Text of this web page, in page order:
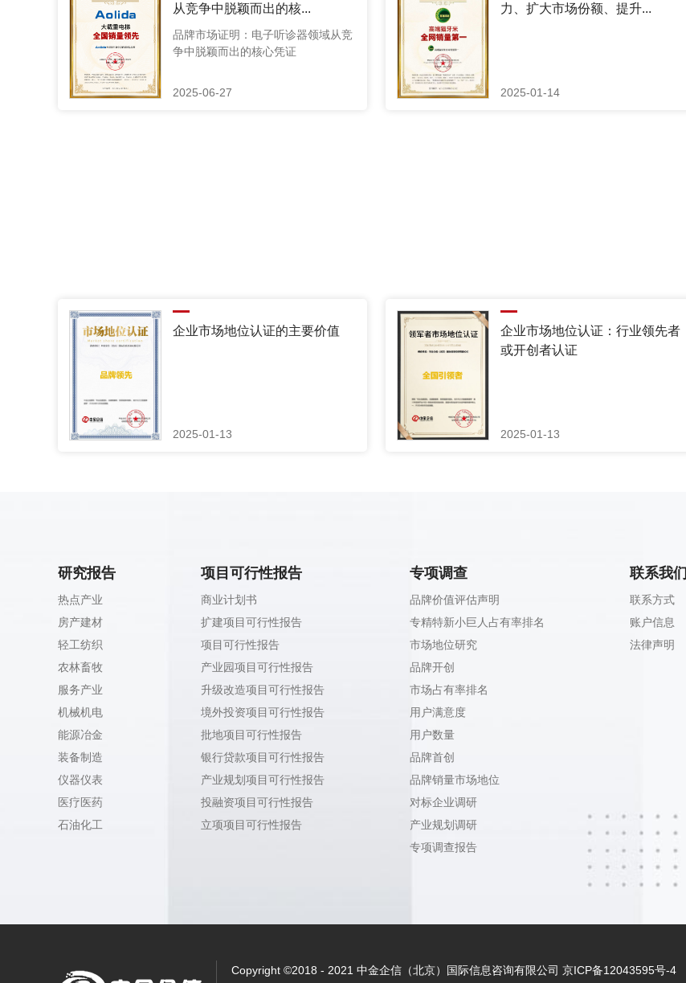
从竞争中脱颖而出的核...
品牌市场证明：电子听诊器领域从竞
争中脱颖而出的核心凭证
2025-06-27
力、扩大市场份额、提升...
2025-01-14
企业市场地位认证的主要价值
2025-01-13
企业市场地位认证：行业领先者
或开创者认证
2025-01-13
研究报告
热点产业
房产建材
轻工纺织
农林畜牧
服务产业
机械机电
能源冶金
装备制造
仪器仪表
医疗医药
石油化工
项目可行性报告
商业计划书
扩建项目可行性报告
项目可行性报告
产业园项目可行性报告
升级改造项目可行性报告
境外投资项目可行性报告
批地项目可行性报告
银行贷款项目可行性报告
产业规划项目可行性报告
投融资项目可行性报告
立项项目可行性报告
专项调查
品牌价值评估声明
专精特新小巨人占有率排名
市场地位研究
品牌开创
市场占有率排名
用户满意度
用户数量
品牌首创
品牌销量市场地位
对标企业调研
产业规划调研
专项调查报告
联系我们
联系方式
账户信息
法律声明
Copyright ©2018 - 2021 中金企信（北京）国际信息咨询有限公司 京ICP备12043595号-4